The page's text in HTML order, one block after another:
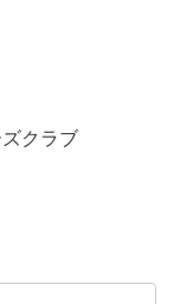
クラブ